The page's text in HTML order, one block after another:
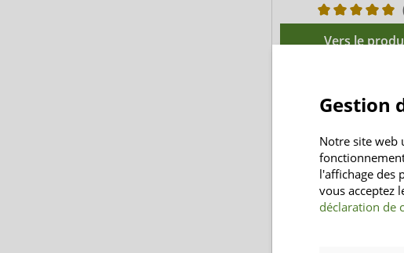
Vers le
Gestion
Notre site web
l'affichage des
vous acceptez
déclaration de